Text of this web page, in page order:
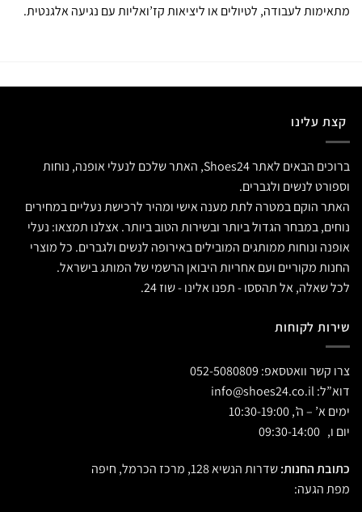
מתאימות לעבודה, לטיולים או ליציאות קז’ואליות עם נגיעה אלגנטית.
קצת עלינו
ברוכים הבאים לאתר Shoes24, האתר שלכם לנעלי אופנה, נוחות
וספורט לנשים ולגברים.
האתר הוקם במטרה לתת מענה אישי ומהיר לרכישת נעליים במחירים
נוחים, במבחר הגדול ביותר ובשירות הטוב ביותר. אצלנו תמצאו: נעלי
אופנה ונוחות ממותגים המובילים באירופה לנשים ולגברים. כל מוצרי
החנות מקוריים ועם אחריות היבואן הרשמי של המותג בישראל.
לכל שאלה, אל תהססו - תפנו אלינו - שוז 24.
שירות לקוחות
צרו קשר וואטסאפ: 052-5080809
דוא”ל:
ימים א’ – ה’, 10:30-19:00
יום ו, 09:30-14:00
כתובת החנות:שדרות הנשיא 128, מרכז הכרמל, חיפה
מפת הגעה: